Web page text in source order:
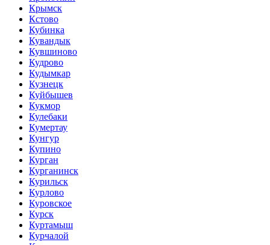
Крымск
Кстово
Кубинка
Кувандык
Кувшиново
Кудрово
Кудымкар
Кузнецк
Куйбышев
Кукмор
Кулебаки
Кумертау
Кунгур
Купино
Курган
Курганинск
Курильск
Курлово
Куровское
Курск
Куртамыш
Курчалой